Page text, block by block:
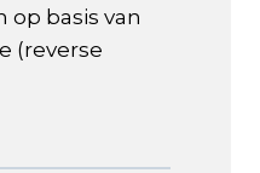
op basis van
(reverse